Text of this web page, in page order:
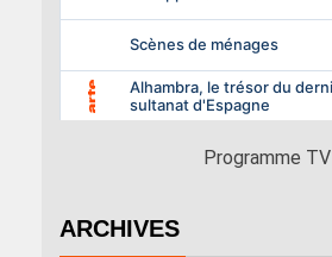
Programme TV
ARCHIVES